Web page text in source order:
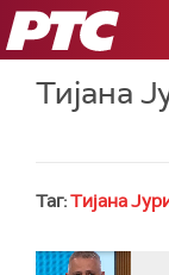
РТС
Тијана
Таг:Тијана